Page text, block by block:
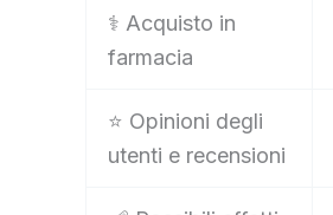
⚕️ Acquisto in
farmacia
⭐ Opinioni degli
utenti e recensioni